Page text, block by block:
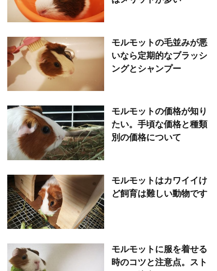
モルモットの毛並みが悪
いなら定期的なブラッシ
ングとシャンプー
モルモットの価格が知り
たい。手頃な価格と種類
別の価格について
モルモットはカワイイけ
ど飼育は難しい動物です
モルモットに服を着せる
時のコツと注意点。スト